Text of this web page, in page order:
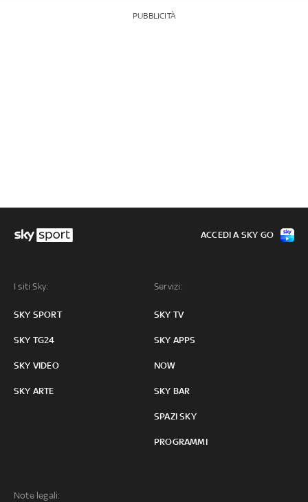
PUBBLICITÀ
I siti Sky:
SKY SPORT
SKY TG24
SKY VIDEO
SKY ARTE
Servizi:
SKY TV
SKY APPS
NOW
SKY BAR
SPAZI SKY
PROGRAMMI
Note legali:
ACCEDI A SKY GO